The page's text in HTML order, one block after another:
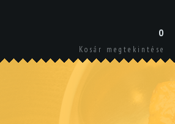
0
Kosár megtekintése